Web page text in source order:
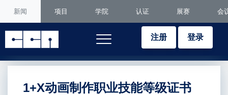
新闻 项目 学院 认证 展赛 会
注册 登录
1+X动画制作职业技能等级证书